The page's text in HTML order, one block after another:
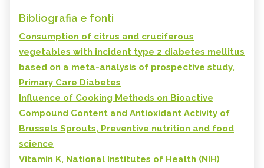
Bibliografia e fonti
Consumption of citrus and cruciferous
vegetables with incident type 2 diabetes mellitus
based on a meta-analysis of prospective study,
Primary Care Diabetes
Influence of Cooking Methods on Bioactive
Compound Content and Antioxidant Activity of
Brussels Sprouts, Preventive nutrition and food
science
Vitamin K, National Institutes of Health (NIH)